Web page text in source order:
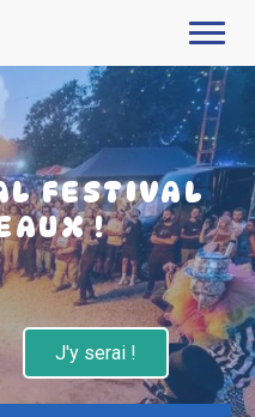
FESTIVAL
!
J'y serai !